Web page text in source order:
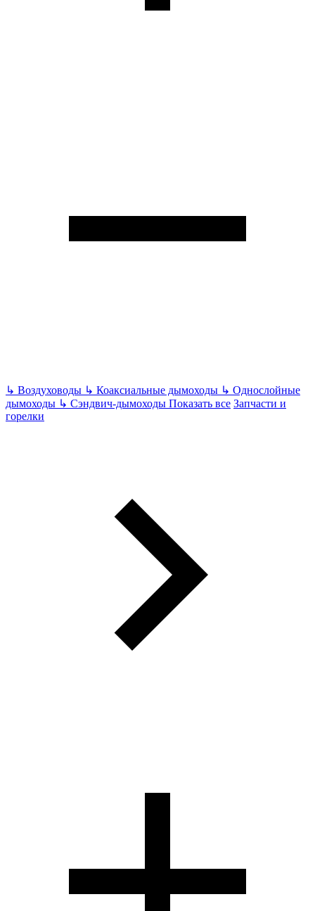
↳ Воздуховоды ↳ Коаксиальные дымоходы ↳ Однослойные
дымоходы ↳ Сэндвич-дымоходы Показать все Запчасти и
горелки